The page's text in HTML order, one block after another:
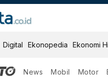
Digital Ekonopedia Ekonomi
News Mobil Motor